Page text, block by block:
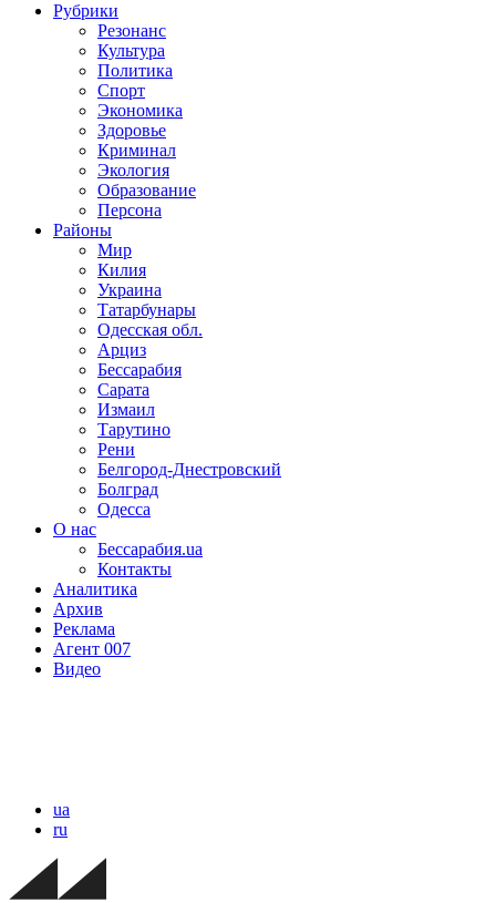
Рубрики
Резонанс
Культура
Политика
Спорт
Экономика
Здоровье
Криминал
Экология
Образование
Персона
Районы
Мир
Килия
Украина
Татарбунары
Одесская обл.
Арциз
Бессарабия
Сарата
Измаил
Тарутино
Рени
Белгород-Днестровский
Болград
Одесса
О нас
Бессарабия.ua
Контакты
Аналитика
Архив
Реклама
Агент 007
Видео
ua
ru